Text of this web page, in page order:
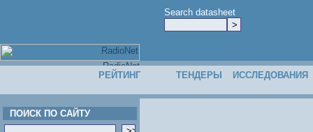
Search datasheet
РЕЙТИНГ ТЕНДЕРЫ ИССЛЕДОВАНИЯ
ПОИСК ПО САЙТУ